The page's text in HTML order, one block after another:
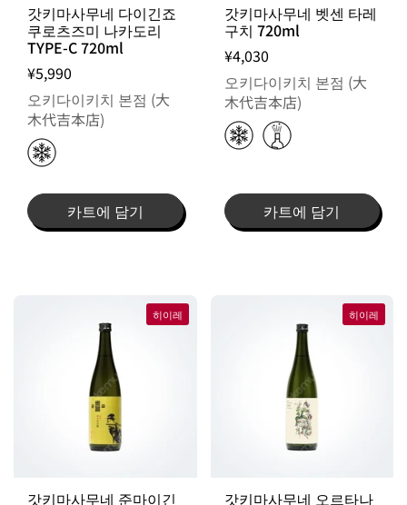
갓키마사무네 다이긴죠
쿠로츠즈미 나카도리
TYPE-C 720ml
¥5,990
오키다이키치 본점 (大
木代吉本店)
카트에 담기
갓키마사무네 벳센 타레
구치 720ml
¥4,030
오키다이키치 본점 (大
木代吉本店)
카트에 담기
갓키마사무네 준마이긴
히이레
갓키마사무네 오르타나
히이레